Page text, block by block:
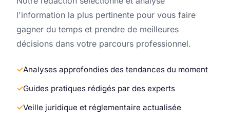
l'information la plus pertinente pour vous faire
gagner du temps et prendre de meilleures
décisions dans votre parcours professionnel.
Analyses approfondies des tendances du moment
Guides pratiques rédigés par des experts
Veille juridique et réglementaire actualisée